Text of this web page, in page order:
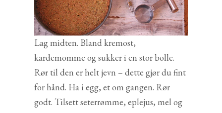
Lag midten. Bland kremost,
kardemomme og sukker i en stor bolle.
Rør til den er helt jevn – dette gjør du fint
for hånd. Ha i egg, et om gangen. Rør
godt. Tilsett seterrømme, eplejus, mel og